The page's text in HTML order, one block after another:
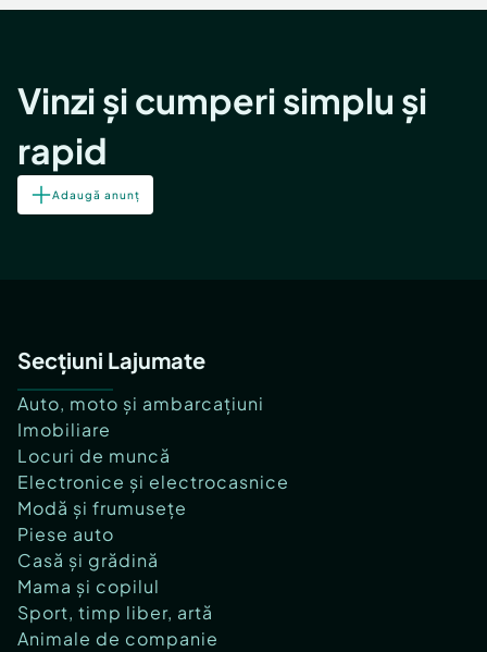
Vinzi și cumperi simplu și
rapid
Adaugă anunț
Secțiuni Lajumate
Auto, moto și ambarcațiuni
Imobiliare
Locuri de muncă
Electronice și electrocasnice
Modă și frumusețe
Piese auto
Casă și grădină
Mama și copilul
Sport, timp liber, artă
Animale de companie